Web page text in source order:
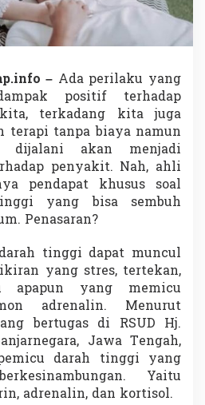
T
g
i
d
e
n
g
n
T
e
r
s
n
y
u
– Ada perilaku yang
positif terhadap
terkadang kita juga
terapi tanpa biaya namun
dijalani akan menjadi
penyakit. Nah, ahli
pendapat khusus soal
yang bisa sembuh
Penasaran?
tinggi dapat muncul
yang stres, tertekan,
apapun yang memicu
adrenalin. Menurut
bertugas di RSUD Hj.
Jawa Tengah,
darah tinggi yang
Yaitu
adrenalin, dan kortisol.